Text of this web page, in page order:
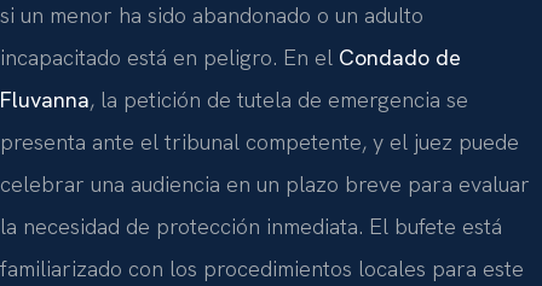
si un menor ha sido abandonado o un adulto
incapacitado está en peligro. En el Condado de
Fluvanna, la petición de tutela de emergencia se
presenta ante el tribunal competente, y el juez puede
celebrar una audiencia en un plazo breve para evaluar
la necesidad de protección inmediata. El bufete está
familiarizado con los procedimientos locales para este